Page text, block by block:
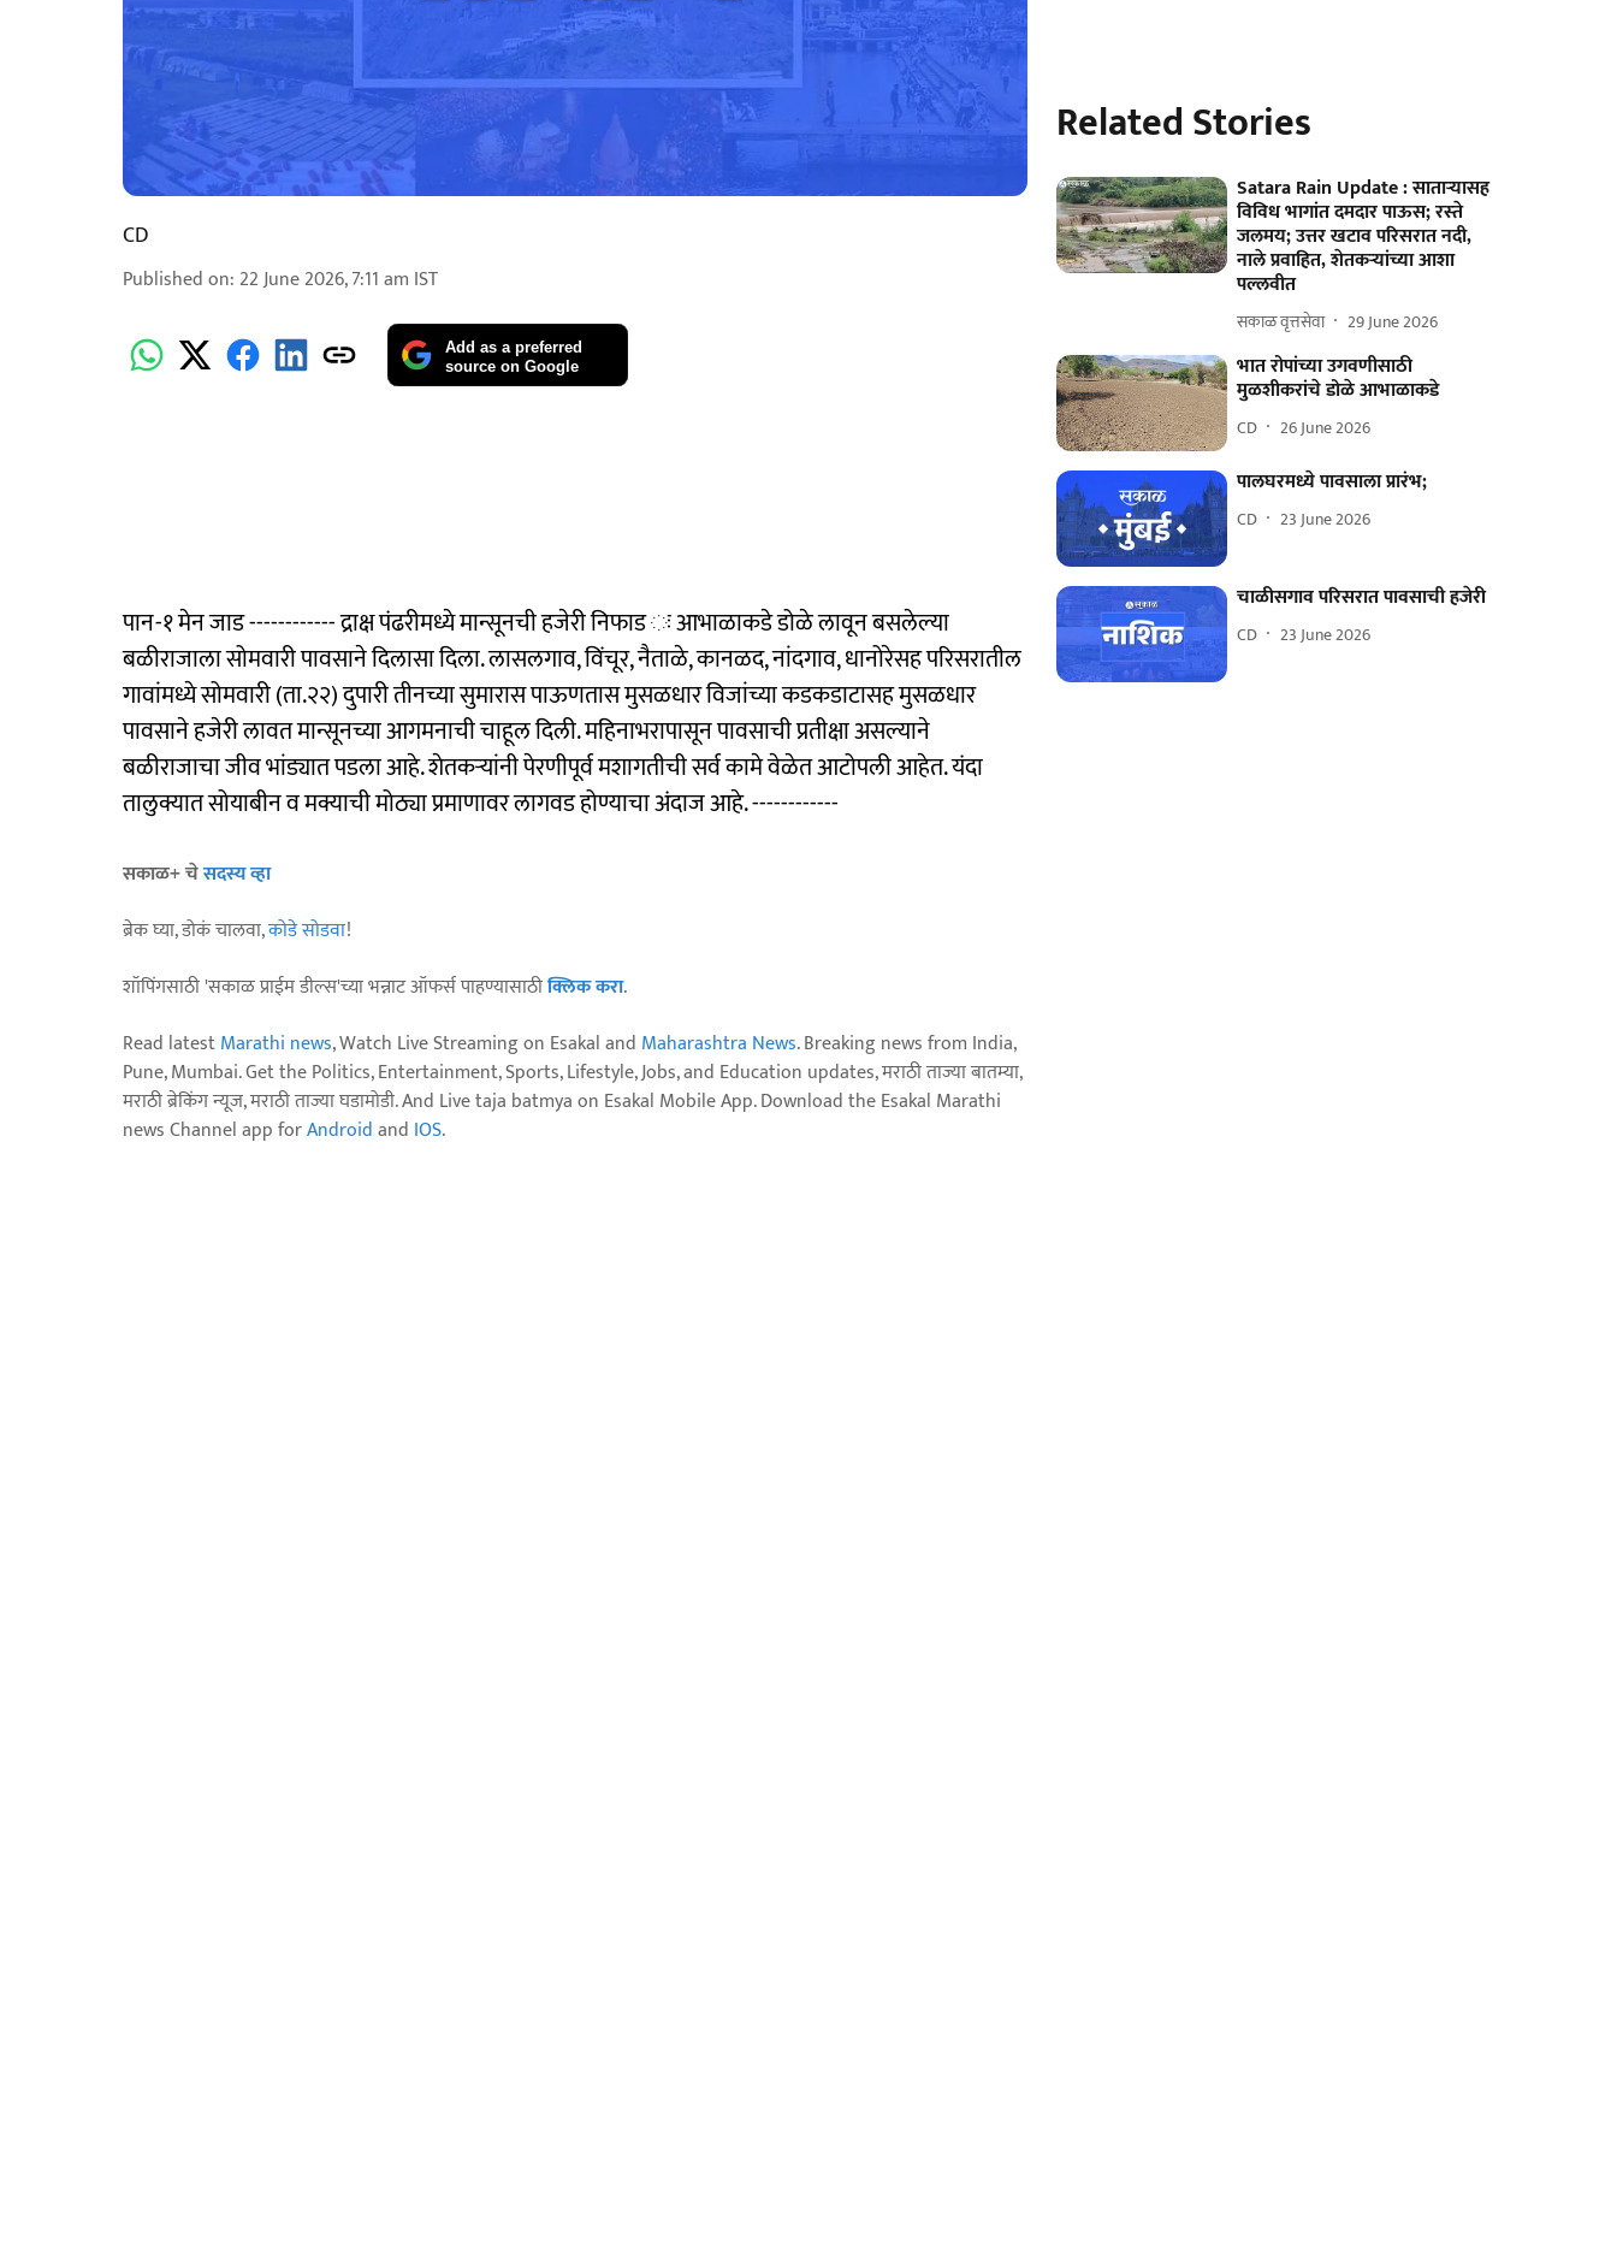
CD
Published on: 22 June 2026, 7:11 am IST
Add as a preferred
source on Google
पान-१ मेन जाड ------------ द्राक्ष पंढरीमध्ये मान्सूनची हजेरी निफाड ः आभाळाकडे डोळे लावून बसलेल्या
बळीराजाला सोमवारी पावसाने दिलासा दिला. लासलगाव, विंचूर, नैताळे, कानळद, नांदगाव, धानोरेसह परिसरातील
गावांमध्ये सोमवारी (ता.२२) दुपारी तीनच्या सुमारास पाऊणतास मुसळधार विजांच्या कडकडाटासह मुसळधार
पावसाने हजेरी लावत मान्सूनच्या आगमनाची चाहूल दिली. महिनाभरापासून पावसाची प्रतीक्षा असल्याने
बळीराजाचा जीव भांड्यात पडला आहे. शेतकऱ्यांनी पेरणीपूर्व मशागतीची सर्व कामे वेळेत आटोपली आहेत. यंदा
तालुक्यात सोयाबीन व मक्याची मोठ्या प्रमाणावर लागवड होण्याचा अंदाज आहे. ------------
सकाळ+ चेसदस्य व्हा
ब्रेक घ्या, डोकं चालवा,कोडे सोडवा!
शॉपिंगसाठी 'सकाळ प्राईम डील्स'च्या भन्नाट ऑफर्स पाहण्यासाठीक्लिक करा.
Read latestMarathi news, Watch Live Streaming on Esakal and Maharashtra News. Breaking news from India,
Pune, Mumbai. Get the Politics, Entertainment, Sports, Lifestyle, Jobs, and Education updates, मराठी ताज्या बातम्या,
मराठी ब्रेकिंग न्यूज, मराठी ताज्या घडामोडी. And Live taja batmya on Esakal Mobile App. Download the Esakal Marathi
news Channel app forAndroidand IOS.
Related Stories
Satara Rain Update : साताऱ्यासह
विविध भागांत दमदार पाऊस; रस्‍ते
जलमय; उत्तर खटाव परिसरात नदी,
नाले प्रवाहित, शेतकऱ्यांच्या आशा
पल्लवीत
सकाळ वृत्तसेवा 29 June 2026
भात रोपांच्या उगवणीसाठी
मुळशीकरांचे डोळे आभाळाकडे
CD 26 June 2026
पालघरमध्ये पावसाला प्रारंभ;
CD 23 June 2026
चाळीसगाव परिसरात पावसाची हजेरी
CD 23 June 2026